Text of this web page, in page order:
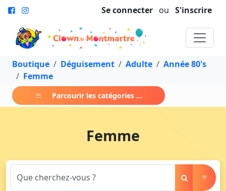
Se connecter ou S'inscrire
Boutique Déguisement Adulte
Année 80's
Femme
Parcourir les catégories ...
Femme